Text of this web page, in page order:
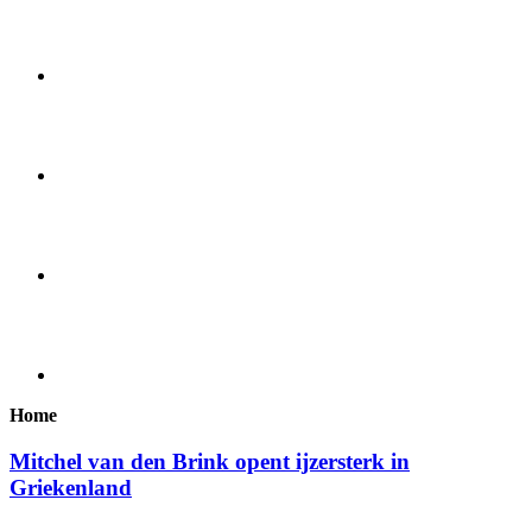
Home
Mitchel van den Brink opent ijzersterk in
Griekenland